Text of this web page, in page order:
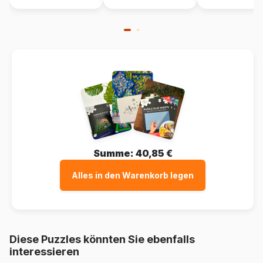
Summe: 40,85 €
Alles in den Warenkorb legen
Diese Puzzles könnten Sie ebenfalls
interessieren